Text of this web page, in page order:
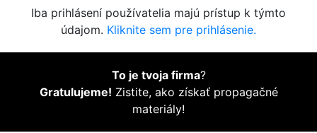
Iba prihlásení používatelia majú prístup k týmto
údajom. Kliknite sem pre prihlásenie.
To je tvoja firma?
Gratulujeme! Zistite, ako získať propagačné
materiály!